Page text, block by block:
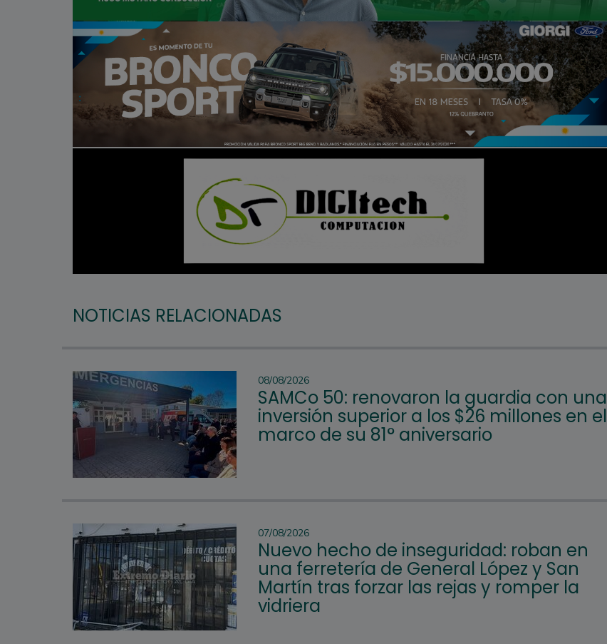
NOTICIAS RELACIONADAS
08/08/2026
SAMCo 50: renovaron la guardia con una
inversión superior a los $26 millones en el
marco de su 81° aniversario
07/08/2026
Nuevo hecho de inseguridad: roban en
una ferretería de General López y San
Martín tras forzar las rejas y romper la
vidriera